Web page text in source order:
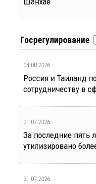
Госрегулирование
04.08.2026
Россия и Таиланд
сотрудничеству в
31.07.2026
За последние пять
утилизировано
31.07.2026